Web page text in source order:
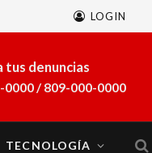
LOGIN
tus denuncias
0000 / 809-000-0000
TECNOLOGÍA